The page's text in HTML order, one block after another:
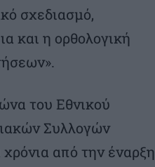
σχεδιασμό,
και η ορθολογική
του Εθνικού
Συλλογών
από την έναρξη